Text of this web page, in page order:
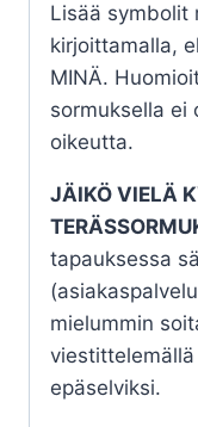
Lisää symbolit
kirjoittamalla,
MINÄ.
sormuksella ei
oikeutta.
JÄIKÖ VIELÄ
tapauksessa
mielummin
epäselviksi.